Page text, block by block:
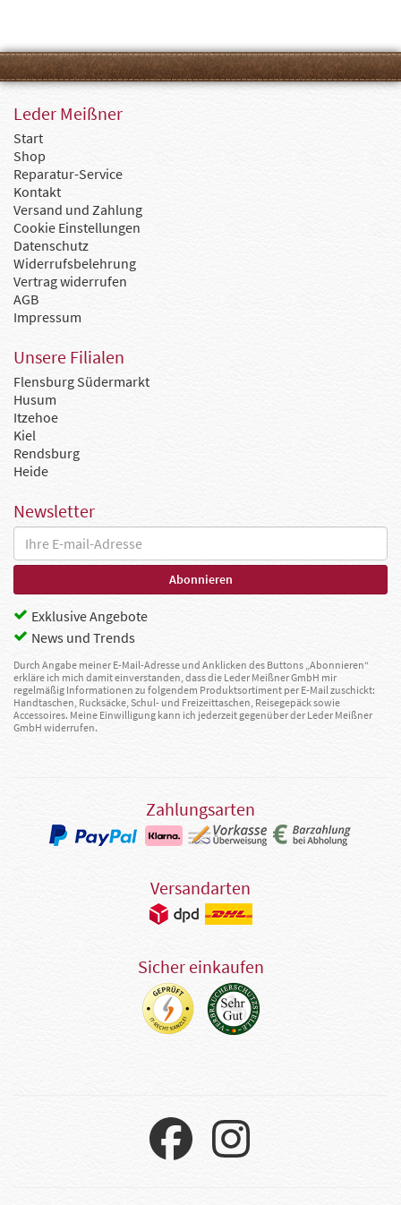
Leder Meißner
Start
Shop
Reparatur-Service
Kontakt
Versand und Zahlung
Cookie Einstellungen
Datenschutz
Widerrufsbelehrung
Vertrag widerrufen
AGB
Impressum
Unsere Filialen
Flensburg Südermarkt
Husum
Itzehoe
Kiel
Rendsburg
Heide
Newsletter
Exklusive Angebote
News und Trends
Durch Angabe meiner E-Mail-Adresse und Anklicken des Buttons „Abonnieren“
erkläre ich mich damit einverstanden, dass die Leder Meißner GmbH mir
regelmäßig Informationen zu folgendem Produktsortiment per E-Mail zuschickt:
Handtaschen, Rucksäcke, Schul- und Freizeittaschen, Reisegepäck sowie
Accessoires. Meine Einwilligung kann ich jederzeit gegenüber der Leder Meißner
GmbH widerrufen.
Zahlungsarten
Versandarten
Sicher einkaufen